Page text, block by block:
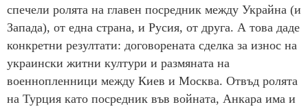
спечели ролята на главен посредник между Украйна (и
Запада), от една страна, и Русия, от друга. А това даде
конкретни резултати: договорената сделка за износ на
украински житни култури и размяната на
военнопленници между Киев и Москва. Отвъд ролята
на Турция като посредник във войната, Анкара има и